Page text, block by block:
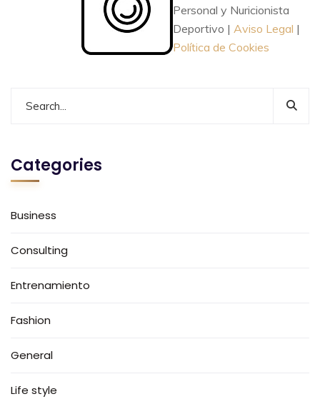
Personal y Nuricionista
Deportivo | Aviso Legal |
Política de Cookies
Categories
Business
Consulting
Entrenamiento
Fashion
General
Life style